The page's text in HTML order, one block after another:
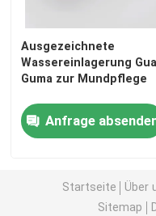
Kontakt mit uns
Nachricht
Angebot anfordern
Ausgezeichnete
Wassereinlagerung
Guma zur Mundpflege
Anfrage
Startseite Über
Sitemap